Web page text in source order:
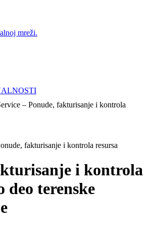
mreži.
– Ponude, fakturisanje i kontrola
fakturisanje i kontrola resursa
i kontrola
deo terenske